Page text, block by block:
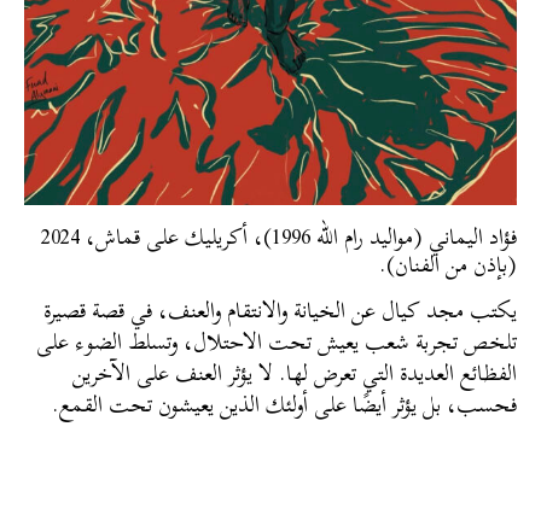
فؤاد اليماني (مواليد رام الله 1996)، أكريليك على قماش، 2024
(بإذن من الفنان).
يكتب مجد كيال عن الخيانة والانتقام والعنف، في قصة قصيرة
تلخص تجربة شعب يعيش تحت الاحتلال، وتسلط الضوء على
الفظائع العديدة التي تعرض لها. لا يؤثر العنف على الآخرين
فحسب، بل يؤثر أيضًا على أولئك الذين يعيشون تحت القمع.